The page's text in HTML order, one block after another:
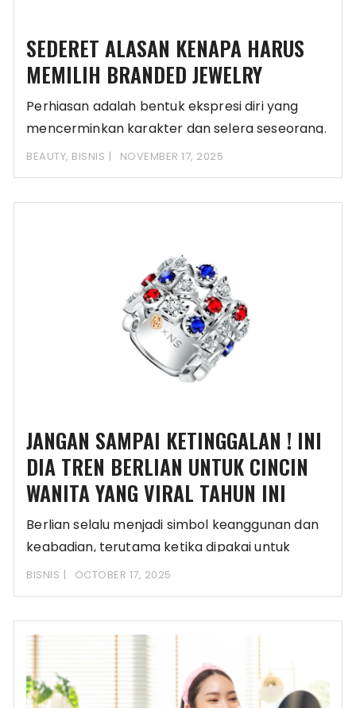
SEDERET ALASAN KENAPA HARUS
MEMILIH BRANDED JEWELRY
Perhiasan adalah bentuk ekspresi diri yang
mencerminkan karakter dan selera seseorang.
Dalam dunia mode modern,
BEAUTY, BISNIS NOVEMBER 17, 2025
JANGAN SAMPAI KETINGGALAN ! INI
DIA TREN BERLIAN UNTUK CINCIN
WANITA YANG VIRAL TAHUN INI
Berlian selalu menjadi simbol keanggunan dan
keabadian, terutama ketika dipakai untuk
menghiasi sebuah cincin wanita.
BISNIS OCTOBER 17, 2025